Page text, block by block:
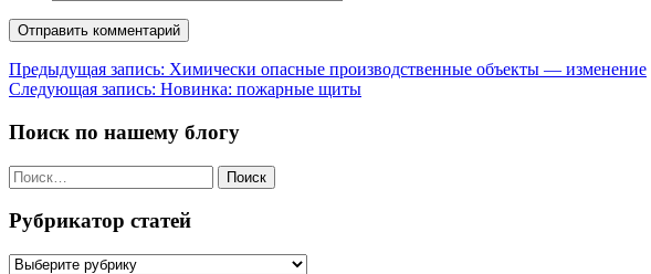
Навигация
по
записям
Предыдущая запись: Химически опасные производственные объекты — изменение
Следующая запись: Новинка: пожарные щиты
Поиск по нашему блогу
Найти:
Рубрикатор статей
Рубрикатор